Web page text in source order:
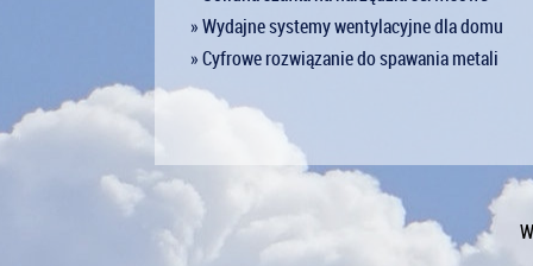
» Wydajne systemy wentylacyjne dla domu
» Cyfrowe rozwiązanie do spawania metali